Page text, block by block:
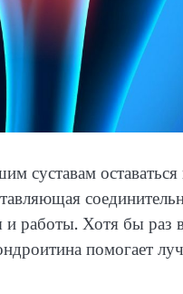
суставам
и работы. Хотя бы
помогает